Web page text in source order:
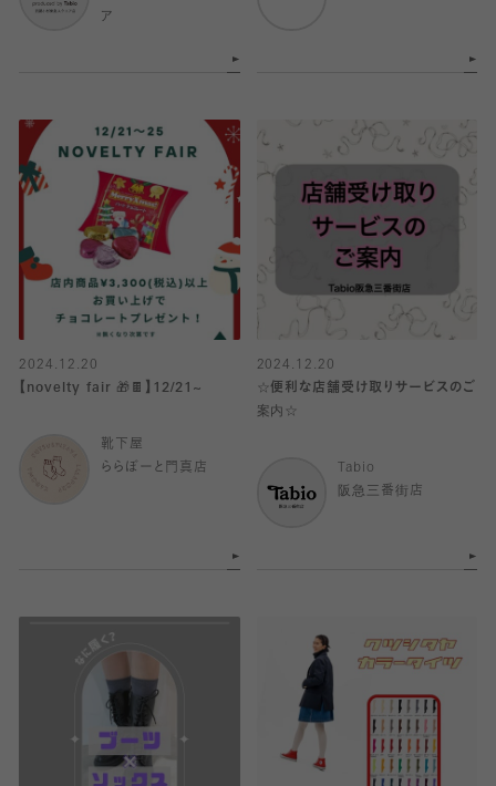
ア
2024.12.20
【novelty fair 🎁🍫】12/21~
靴下屋
ららぽーと門真店
2024.12.20
☆便利な店舗受け取りサービスのご
案内☆
Tabio
阪急三番街店